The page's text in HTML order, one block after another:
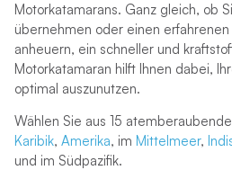
Motorkatamarans. Ganz gleich, ob
übernehmen oder einen
anheuern, ein schneller und
Motorkatamaran hilft Ihnen dabei,
optimal auszunutzen.
Wählen Sie aus 15
Karibik, Amerika, im Mittelmeer,
und im Südpazifik.